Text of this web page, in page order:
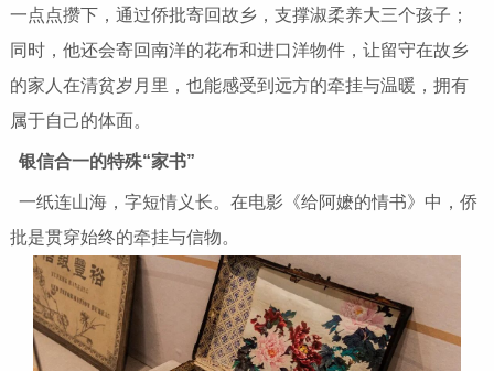
一点点攒下，通过侨批寄回故乡，支撑淑柔养大三个孩子；
同时，他还会寄回南洋的花布和进口洋物件，让留守在故乡
的家人在清贫岁月里，也能感受到远方的牵挂与温暖，拥有
属于自己的体面。
银信合一的特殊“家书”
一纸连山海，字短情义长。在电影《给阿嬷的情书》中，侨
批是贯穿始终的牵挂与信物。